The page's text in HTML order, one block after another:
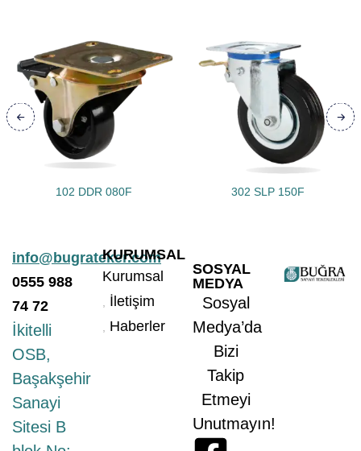
102 DDR 080F 302 SLP 150F
info@bugrateker.com
0555 988
74 72
İkitelli
OSB,
Başakşehir
Sanayi
Sitesi B
KURUMSAL
Kurumsal
İletişim
Haberler
SOSYAL
MEDYA
Sosyal
Medya’da
Bizi
Takip
Etmeyi
Unutmayın!